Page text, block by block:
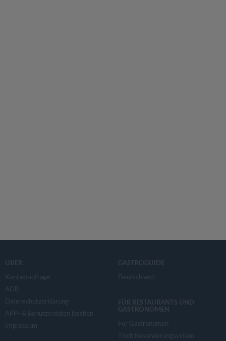
ÜBER
Kontaktanfrage
AGB
Datenschutzerklärung
APP- & Benutzerdaten löschen
Impressum
GASTROGUIDE
Deutschland
FÜR RESTAURANTS UND
GASTRONOMEN
Für Gastronomen
Tisch Reservierungsystem